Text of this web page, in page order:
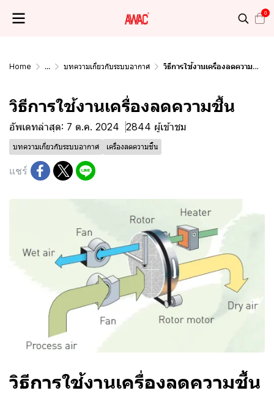
0
Home ... บทความเกี่ยวกับระบบอากาศ วิธีการใช้งานเครื่องลดความชื้น
วิธีการใช้งานเครื่องลดความชื้น
อัพเดทล่าสุด: 7 ต.ค. 2024 2844 ผู้เข้าชม
บทความเกี่ยวกับระบบอากาศ เครื่องลดความชื้น
แชร์
วิธีการใช้งานเครื่องลดความชื้น